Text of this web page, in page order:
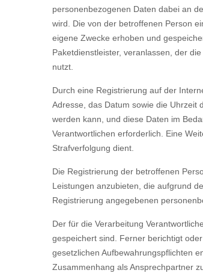
personenbezogenen Daten dabei an
wird. Die von der betroffenen Person
eigene Zwecke erhoben und
Paketdienstleister, veranlassen, der
nutzt.
Durch eine Registrierung auf der
Adresse, das Datum sowie die Uhrzeit
werden kann, und diese Daten im
Verantwortlichen erforderlich. Eine
Strafverfolgung dient.
Die Registrierung der betroffenen
Leistungen anzubieten, die aufgrund
Registrierung angegebenen
Der für die Verarbeitung
gespeichert sind. Ferner berichtigt
gesetzlichen Aufbewahrungspflichten
Zusammenhang als Ansprechpartner